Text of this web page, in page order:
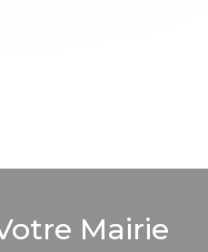
Mairie